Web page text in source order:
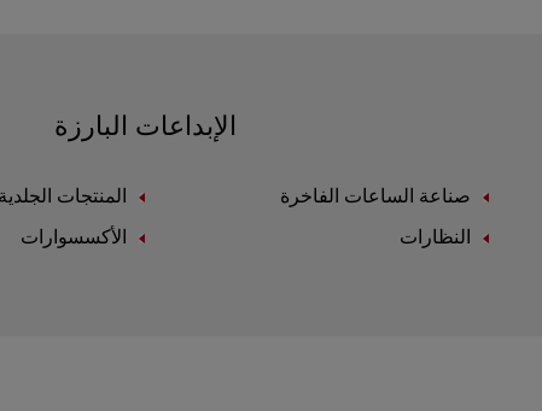
الإبداعات البارزة
صناعة الساعات الفاخرة المنتجات الجلدية
النظارات الأكسسوارات